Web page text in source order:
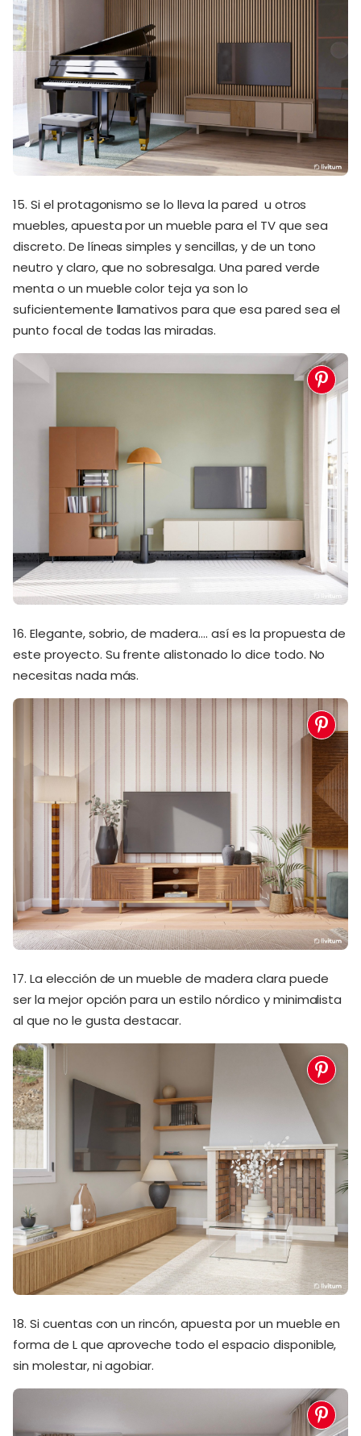
15. Si el protagonismo se lo lleva la pared u otros
muebles, apuesta por un mueble para el TV que sea
discreto. De líneas simples y sencillas, y de un tono
neutro y claro, que no sobresalga. Una pared verde
menta o un mueble color teja ya son lo
suficientemente llamativos para que esa pared sea el
punto focal de todas las miradas.
16. Elegante, sobrio, de madera…. así es la propuesta de
este proyecto. Su frente alistonado lo dice todo. No
necesitas nada más.
17. La elección de un mueble de madera clara puede
ser la mejor opción para un estilo nórdico y minimalista
al que no le gusta destacar.
18. Si cuentas con un rincón, apuesta por un mueble en
forma de L que aproveche todo el espacio disponible,
sin molestar, ni agobiar.